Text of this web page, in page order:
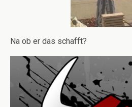
Na ob er das schafft?
Video-
Player